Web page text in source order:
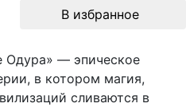
В избранное
Одура» — эпическое
в котором магия,
сливаются в